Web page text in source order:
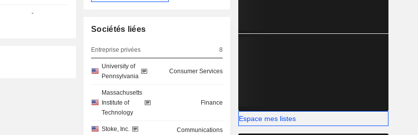
-
Sociétés liées
Entreprise privées 8
University of
Pennsylvania
Consumer Services
Massachusetts
Institute of
Technology
Finance
Stoke, Inc. Communications
Espace mes listes